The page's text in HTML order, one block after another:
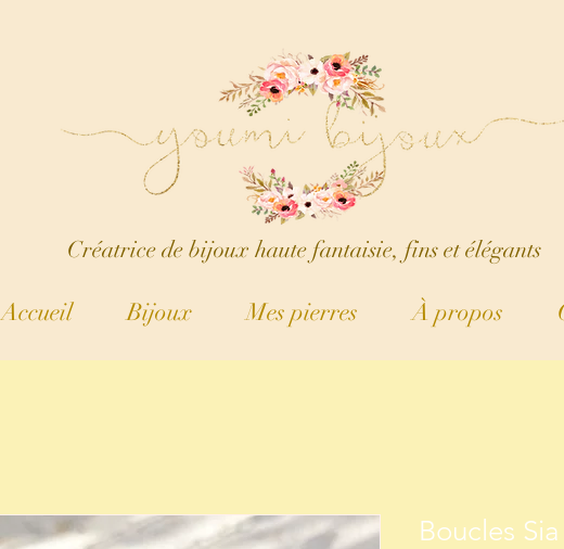
Créatrice de bijoux haute fantaisie, fins et élégants
Accueil Bijoux Mes pierres À propos
Boucles